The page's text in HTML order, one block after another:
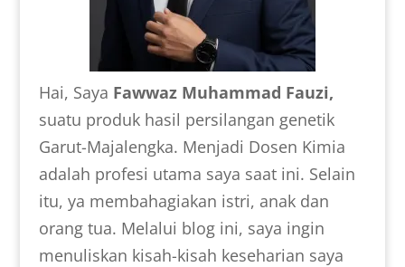
Hai, Saya Fawwaz Muhammad Fauzi,
suatu produk hasil persilangan genetik
Garut-Majalengka. Menjadi Dosen Kimia
adalah profesi utama saya saat ini. Selain
itu, ya membahagiakan istri, anak dan
orang tua. Melalui blog ini, saya ingin
menuliskan kisah-kisah keseharian saya